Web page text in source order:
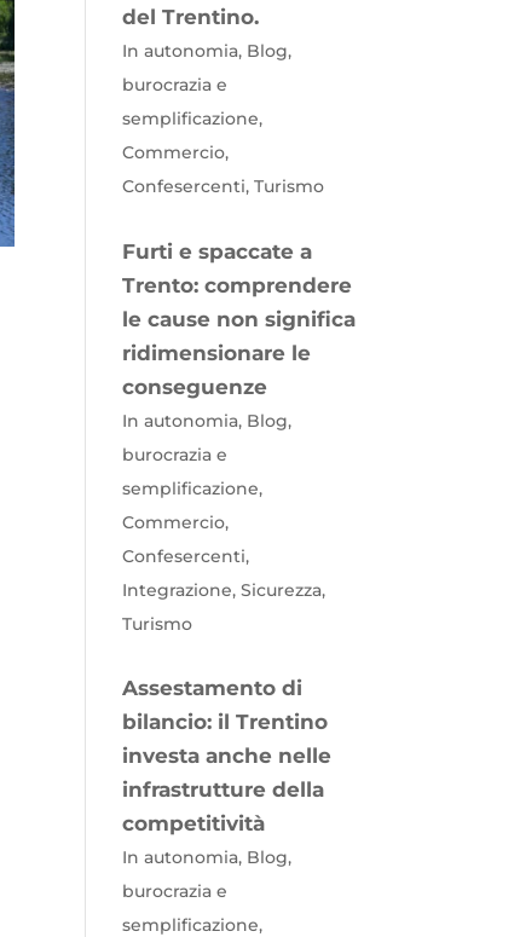
del Trentino.
In autonomia, Blog,
burocrazia e
semplificazione,
Commercio,
Confesercenti, Turismo
Furti e spaccate a
Trento: comprendere
le cause non significa
ridimensionare le
conseguenze
In autonomia, Blog,
burocrazia e
semplificazione,
Commercio,
Confesercenti,
Integrazione, Sicurezza,
Turismo
Assestamento di
bilancio: il Trentino
investa anche nelle
infrastrutture della
competitività
In autonomia, Blog,
burocrazia e
semplificazione,